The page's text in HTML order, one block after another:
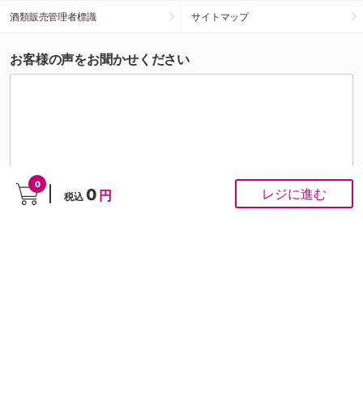
0
税込 0 円 レジに進む
酒類販売管理者標識 サイトマップ
お客様の声をお聞かせください